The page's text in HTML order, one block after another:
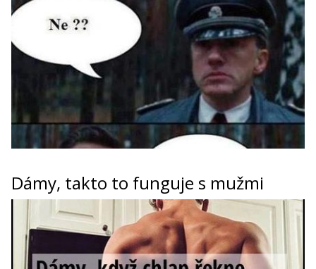
Dámy, takto to funguje s mužmi